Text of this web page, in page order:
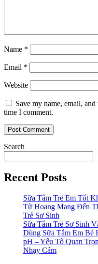
Name *
Email *
Website
Save my name, email,
time I comment.
Search
Recent Posts
Sữa Tắm Trẻ Em Tốt
Từ Hoang Mang Đến
Trẻ Sơ Sinh
Sữa Tắm Trẻ Sơ Sinh
Dùng Sữa Tắm Em Bé
pH – Yếu Tố Quan
Nhạy Cảm